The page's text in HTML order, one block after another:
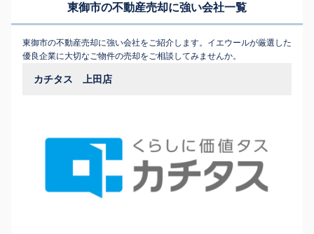
東御市の不動産売却に強い会社一覧
東御市の不動産売却に強い会社をご紹介します。イエウールが厳選した
優良企業に大切なご物件の売却をご相談してみませんか。
カチタス 上田店